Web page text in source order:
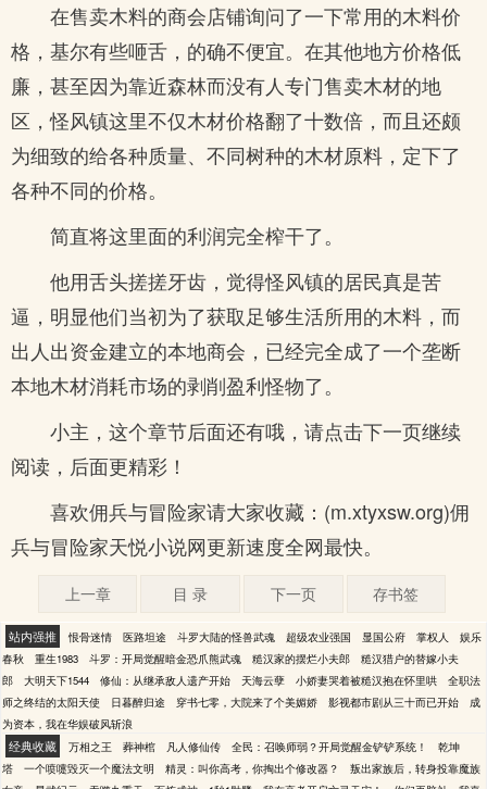
在售卖木料的商会店铺询问了一下常用的木料价
格，基尔有些咂舌，的确不便宜。在其他地方价格低
廉，甚至因为靠近森林而没有人专门售卖木材的地
区，怪风镇这里不仅木材价格翻了十数倍，而且还颇
为细致的给各种质量、不同树种的木材原料，定下了
各种不同的价格。
简直将这里面的利润完全榨干了。
他用舌头搓搓牙齿，觉得怪风镇的居民真是苦
逼，明显他们当初为了获取足够生活所用的木料，而
出人出资金建立的本地商会，已经完全成了一个垄断
本地木材消耗市场的剥削盈利怪物了。
小主，这个章节后面还有哦，请点击下一页继续
阅读，后面更精彩！
喜欢佣兵与冒险家请大家收藏：(m.xtyxsw.org)佣
兵与冒险家天悦小说网更新速度全网最快。
上一章 目 录 下一页 存书签
站内强推 恨骨迷情 医路坦途 斗罗大陆的怪兽武魂 超级农业强国 显国公府 掌权人
娱乐
春秋
重生1983 斗罗：开局觉醒暗金恐爪熊武魂 糙汉家的摆烂小夫郎
糙汉猎户的替嫁小夫
郎
大明天下1544 修仙：从继承敌人遗产开始 天海云孽 小娇妻哭着被糙汉抱在怀里哄
全职法
师之终结的太阳天使
日暮醉归途 穿书七零，大院来了个美媚娇 影视都市剧从三十而已开始
成
为资本，我在华娱破风斩浪
经典收藏 万相之王 葬神棺 凡人修仙传 全民：召唤师弱？开局觉醒金铲铲系统！
乾坤
塔
一个喷嚏毁灭一个魔法文明 精灵：叫你高考，你掏出个修改器？
叛出家族后，转身投靠魔族